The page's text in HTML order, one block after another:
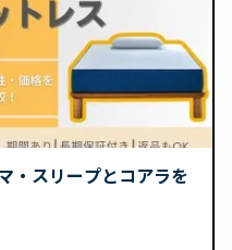
・スリープとコアラを